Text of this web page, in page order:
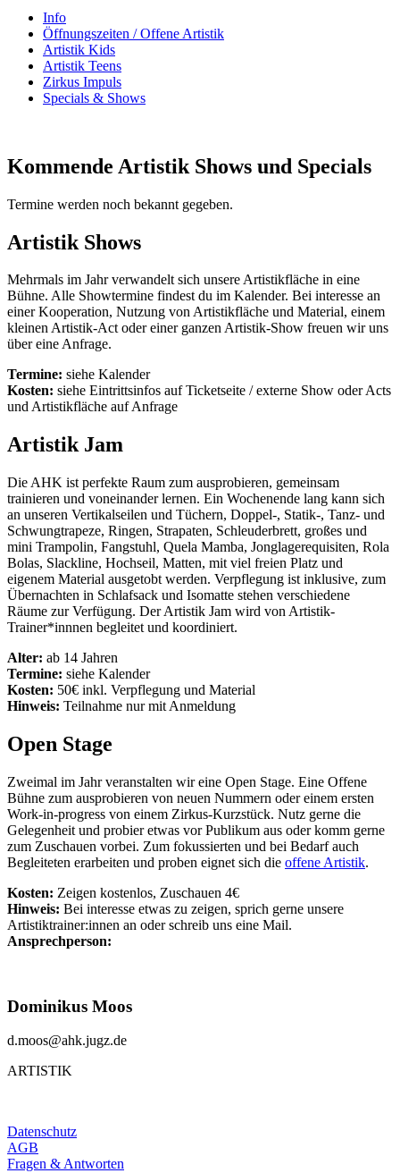
Info
Öffnungszeiten / Offene Artistik
Artistik Kids
Artistik Teens
Zirkus Impuls
Specials & Shows
Kommende Artistik Shows und Specials
Termine werden noch bekannt gegeben.
Artistik Shows
Mehrmals im Jahr verwandelt sich unsere Artistikfläche in eine
Bühne. Alle Showtermine findest du im Kalender. Bei interesse an
einer Kooperation, Nutzung von Artistikfläche und Material, einem
kleinen Artistik-Act oder einer ganzen Artistik-Show freuen wir uns
über eine Anfrage.
Termine: siehe Kalender
Kosten: siehe Eintrittsinfos auf Ticketseite / externe Show oder Acts
und Artistikfläche auf Anfrage
Artistik Jam
Die AHK ist perfekte Raum zum ausprobieren, gemeinsam
trainieren und voneinander lernen. Ein Wochenende lang kann sich
an unseren Vertikalseilen und Tüchern, Doppel-, Statik-, Tanz- und
Schwungtrapeze, Ringen, Strapaten, Schleuderbrett, großes und
mini Trampolin, Fangstuhl, Quela Mamba, Jonglagerequisiten, Rola
Bolas, Slackline, Hochseil, Matten, mit viel freien Platz und
eigenem Material ausgetobt werden. Verpflegung ist inklusive, zum
Übernachten in Schlafsack und Isomatte stehen verschiedene
Räume zur Verfügung. Der Artistik Jam wird von Artistik-
Trainer*innnen begleitet und koordiniert.
Alter: ab 14 Jahren
Termine: siehe Kalender
Kosten: 50€ inkl. Verpflegung und Material
Hinweis: Teilnahme nur mit Anmeldung
Open Stage
Zweimal im Jahr veranstalten wir eine Open Stage. Eine Offene
Bühne zum ausprobieren von neuen Nummern oder einem ersten
Work-in-progress von einem Zirkus-Kurzstück. Nutz gerne die
Gelegenheit und probier etwas vor Publikum aus oder komm gerne
zum Zuschauen vorbei. Zum fokussierten und bei Bedarf auch
Begleiteten erarbeiten und proben eignet sich die offene Artistik.
Kosten: Zeigen kostenlos, Zuschauen 4€
Hinweis: Bei interesse etwas zu zeigen, sprich gerne unsere
Artistiktrainer:innen an oder schreib uns eine Mail.
Ansprechperson:
Dominikus Moos
d.moos@ahk.jugz.de
ARTISTIK
Datenschutz
AGB
Fragen & Antworten